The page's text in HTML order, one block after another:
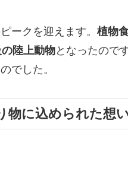
ークを迎えます。 植物
陸上動物となったので
でした。
物に込められた想